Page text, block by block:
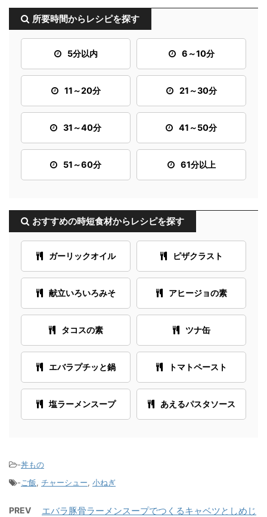
所要時間からレシピを探す
5分以内 6～10分
11～20分 21～30分
31～40分 41～50分
51～60分 61分以上
おすすめの時短食材からレシピを探す
ガーリックオイル ピザクラスト
献立いろいろみそ アヒージョの素
タコスの素 ツナ缶
エバラプチッと鍋 トマトペースト
塩ラーメンスープ あえるパスタソース
-丼もの
- ご飯, チャーシュー, 小ねぎ
PREV
エバラ豚骨ラーメンスープでつくるキャベツとしめじ